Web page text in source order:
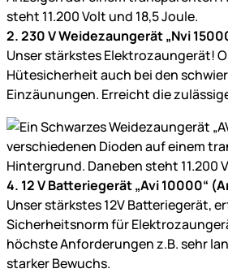
2. 230 V Weidezaungerät „Nvi
Unser stärkstes Elektrozaungerät!
Hütesicherheit auch bei den
Einzäunungen. Erreicht die
4. 12 V Batteriegerät „Avi 10000“
Unser stärkstes 12V Batteriegerät,
Sicherheitsnorm für
höchste Anforderungen z.B. sehr
starker Bewuchs.